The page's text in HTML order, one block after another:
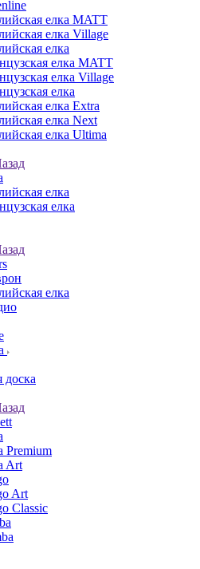
елка MATT
елка Village
елка
елка MATT
елка Village
елка
елка Extra
елка Next
елка Ultima
елка
елка
елка
доска
Premium
Art
Art
Classic